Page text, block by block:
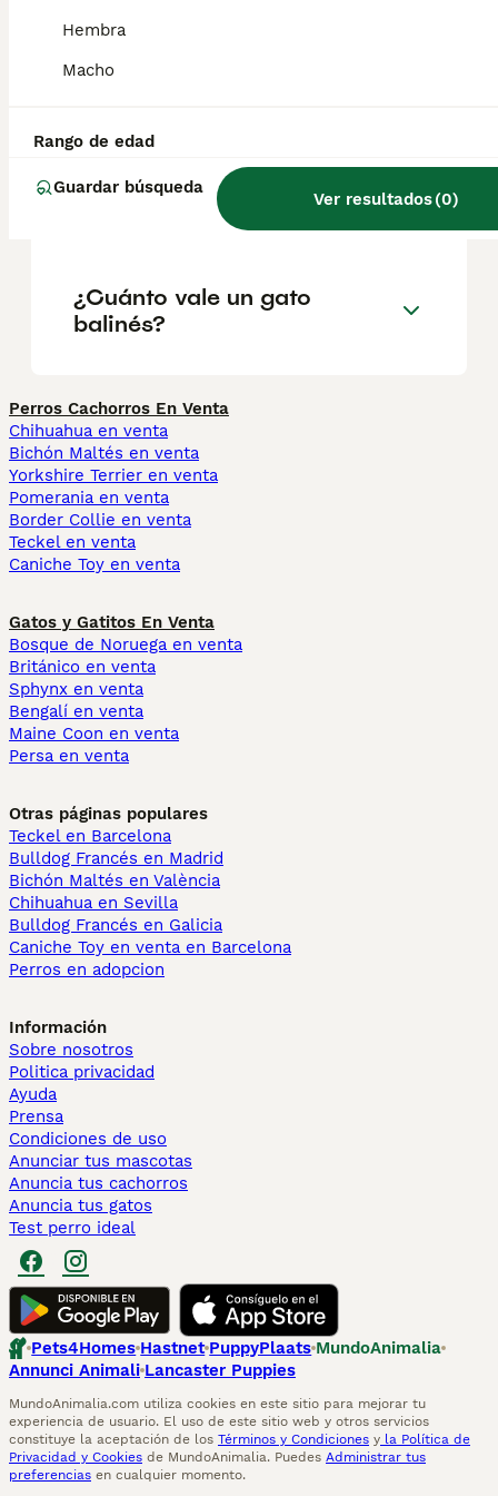
Hembra
Macho
Rango de edad
Guardar búsqueda
Ver resultados(0)
¿Cuál es la diferencia entre
balinés e indonesio?
¿Cuánto vale un gato
balinés?
Perros Cachorros En Venta
Chihuahua en venta
Bichón Maltés en venta
Yorkshire Terrier en venta
Pomerania en venta
Border Collie en venta
Teckel en venta
Caniche Toy en venta
Gatos y Gatitos En Venta
Bosque de Noruega en venta
Británico en venta
Sphynx en venta
Bengalí en venta
Maine Coon en venta
Persa en venta
Otras páginas populares
Teckel en Barcelona
Bulldog Francés en Madrid
Bichón Maltés en València
Chihuahua en Sevilla
Bulldog Francés en Galicia
Caniche Toy en venta en Barcelona
Perros en adopcion
Información
Sobre nosotros
Politica privacidad
Ayuda
Prensa
Condiciones de uso
Anunciar tus mascotas
Anuncia tus cachorros
Anuncia tus gatos
Test perro ideal
Pets4Homes Hastnet PuppyPlaats MundoAnimalia
Annunci Animali Lancaster Puppies
MundoAnimalia.com utiliza cookies en este sitio para mejorar tu
experiencia de usuario. El uso de este sitio web y otros servicios
constituye la aceptación de los Términos y Condiciones y la Política de
Privacidad y Cookies de MundoAnimalia. Puedes Administrar tus
preferencias en cualquier momento.